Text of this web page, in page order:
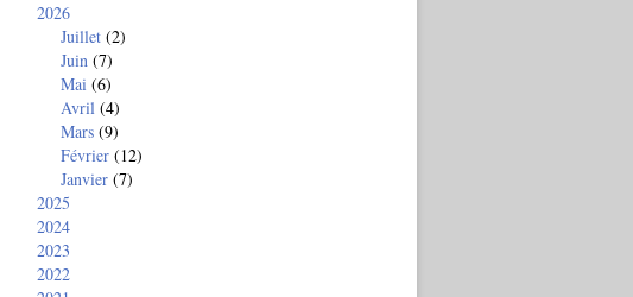
2026
Juillet (2)
Juin (7)
Mai (6)
Avril (4)
Mars (9)
Février (12)
Janvier (7)
2025
2024
2023
2022